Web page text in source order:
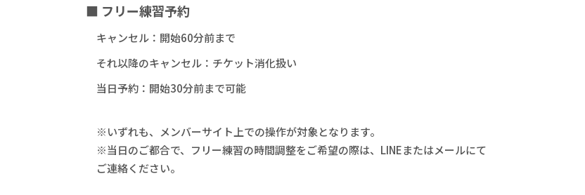
■ フリー練習予約
キャンセル：開始60分前まで
それ以降のキャンセル：チケット消化扱い
当日予約：開始30分前まで可能
※いずれも、メンバーサイト上での操作が対象となります。
※当日のご都合で、フリー練習の時間調整をご希望の際は、LINEまたはメールにて
ご連絡ください。